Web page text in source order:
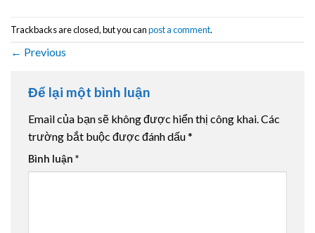
Trackbacks are closed, but you canpost a comment.
← Previous
Để lại một bình luận
Email của bạn sẽ không được hiển thị công khai.Các
trường bắt buộc được đánh dấu*
Bình luận *